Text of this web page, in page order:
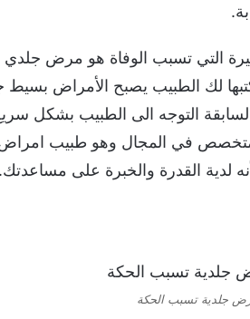
التي تسبب الوفاة هو مرض جلدي
لك الطبيب يصبح الأمراض بسيط
التوجه الى الطبيب بشكل
متخصص في المجال وهو طبيب
لدية القدرة والخبرة على مساعدتك.
جلدية تسبب الحكة